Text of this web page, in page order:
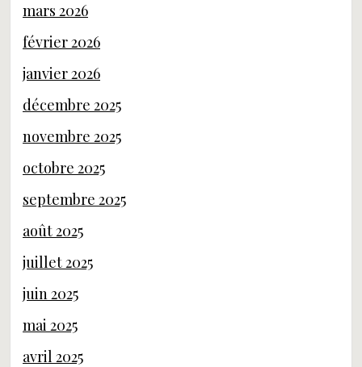
mars 2026
février 2026
janvier 2026
décembre 2025
novembre 2025
octobre 2025
septembre 2025
août 2025
juillet 2025
juin 2025
mai 2025
avril 2025